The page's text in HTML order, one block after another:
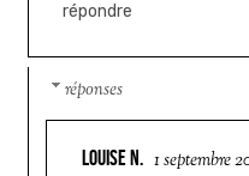
répondre
réponses
LOUISE N. 1 septembre